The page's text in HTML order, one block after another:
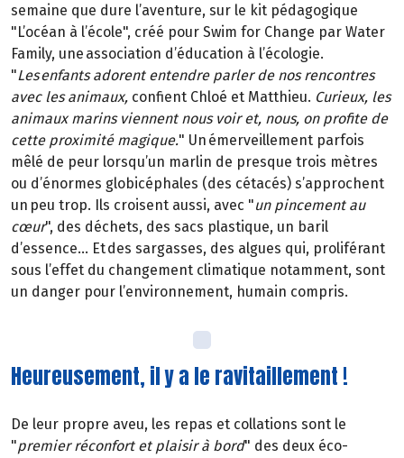
semaine que dure l’aventure, sur le kit pédagogique
"L’océan à l’école", créé pour Swim for Change par Water
Family, une association d’éducation à l’écologie.
"Les enfants adorent entendre parler de nos rencontres
avec les animaux, confient Chloé et Matthieu. Curieux, les
animaux marins viennent nous voir et, nous, on profite de
cette proximité magique." Un émerveillement parfois
mêlé de peur lorsqu’un marlin de presque trois mètres
ou d’énormes globicéphales (des cétacés) s’approchent
un peu trop. Ils croisent aussi, avec "un pincement au
cœur", des déchets, des sacs plastique, un baril
d’essence... Et des sargasses, des algues qui, proliférant
sous l’effet du changement climatique notamment, sont
un danger pour l’environnement, humain compris.
Heureusement, il y a le ravitaillement !
De leur propre aveu, les repas et collations sont le
"premier réconfort et plaisir à bord" des deux éco-